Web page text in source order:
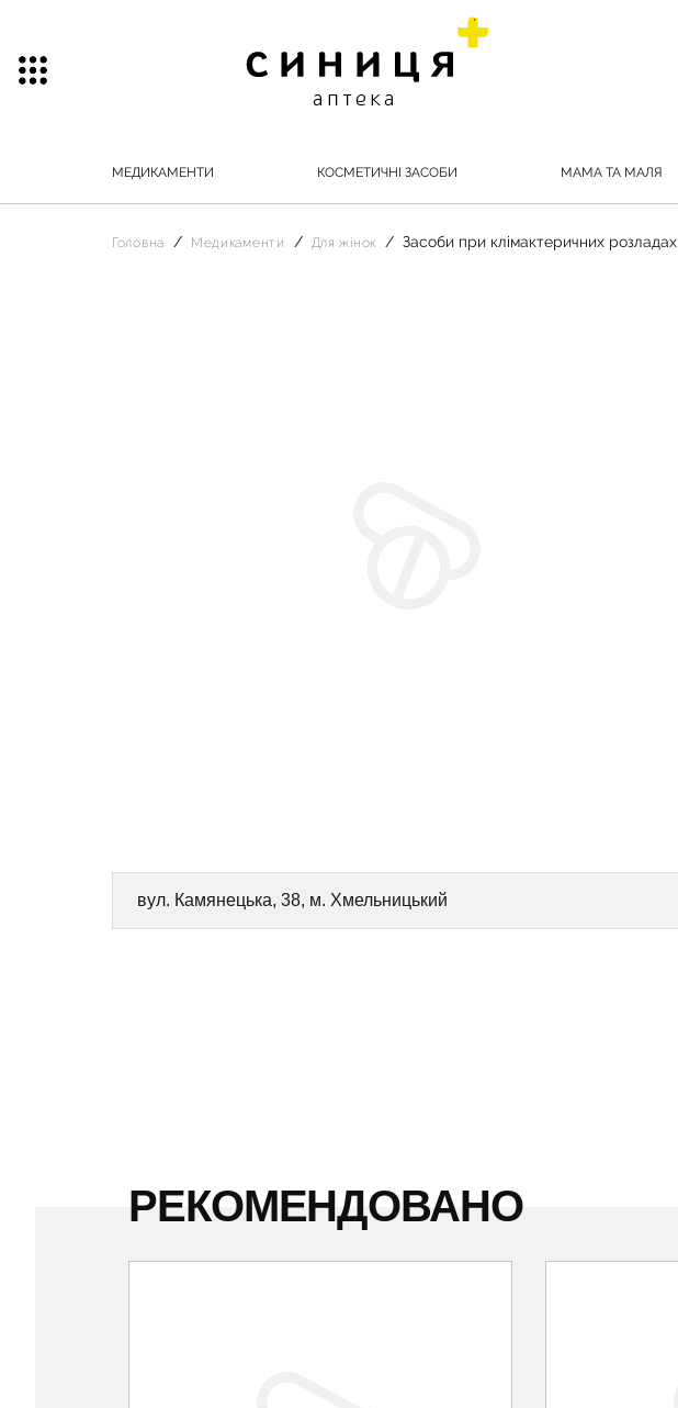
МЕДИКАМЕНТИ КОСМЕТИЧНІ ЗАСОБИ МАМА ТА МАЛЯ
Головна Медикаменти Для жінок Засоби при клімактеричних розладах
вул. Камянецька, 38, м. Хмельницький
РЕКОМЕНДОВАНО